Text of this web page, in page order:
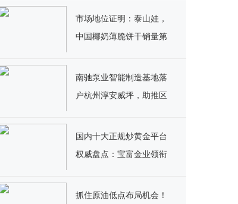
市场地位证明：泰山娃，
中国椰奶薄脆饼干销量第
南驰泵业智能制造基地落
户杭州淳安威坪，助推区
国内十大正规炒黄金平台
权威盘点：宝富金业领衔
抓住原油低点布局机会！